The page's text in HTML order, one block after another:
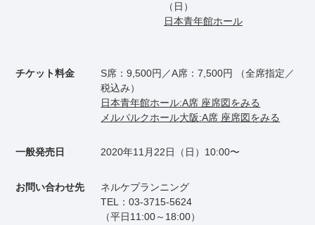
（日）
日本青年館ホール
チケット料金
S席：9,500円／A席：7,500円 （全席指定／
税込み）
日本青年館ホール:A席 座席図をみる
メルパルクホール大阪:A席 座席図をみる
一般発売日 2020年11月22日（日）10:00〜
お問い合わせ先
ネルケプランニング
TEL：03-3715-5624
（平日11:00～18:00）